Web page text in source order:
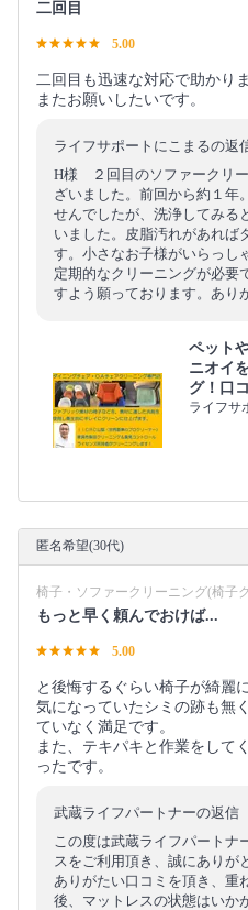
二回目
5.00
二回目も迅速な対応で助かり
またお願いしたいです。
ライフサポートにこまるの返
H様 ２回目のソファークリ
ざいました。前回から約１年
せんでしたが、洗浄してみる
いました。皮脂汚れがあれば
す。小さなお子様がいらっし
定期的なクリーニングが必要
すよう願っております。あり
ペット
ニオイ
グ！口
ライフサ
匿名希望(30代)
椅子・ソファークリーニング(椅子
もっと早く頼んでおけば...
5.00
と後悔するぐらい椅子が綺麗
気になっていたシミの跡も無
ていなく満足です。
また、テキパキと作業をして
ったです。
武蔵ライフパートナーの返信
この度は武蔵ライフパートナ
スをご利用頂き、誠にありが
ありがたい口コミを頂き、重
後、マットレスの状態はいか